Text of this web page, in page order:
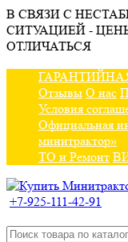
В СВЯЗИ С
СИТУАЦИЕЙ -
ОТЛИЧАТЬСЯ
Отзывы О нас
Условия
Официальная
минитрактор»
ТО и Ремонт
+7-925-111-42-91